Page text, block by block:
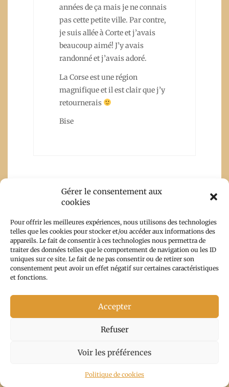
Gérer le consentement aux
cookies
Pour offrir les meilleures expériences, nous utilisons des technologies
telles que les cookies pour stocker et/ou accéder aux informations des
appareils. Le fait de consentir à ces technologies nous permettra de
traiter des données telles que le comportement de navigation ou les ID
uniques sur ce site. Le fait de ne pas consentir ou de retirer son
consentement peut avoir un effet négatif sur certaines caractéristiques
et fonctions.
Accepter
Refuser
Voir les préférences
Politique de cookies
années de ça mais je ne connais
pas cette petite ville. Par contre,
je suis allée à Corte et j’avais
beaucoup aimé! J’y avais
randonné et j’avais adoré.
La Corse est une région
magnifique et il est clair que j’y
retournerais
Bise
Saveria
1 septembre
Répondre
Tu as dû faire
c’est
Après Ghisoni,